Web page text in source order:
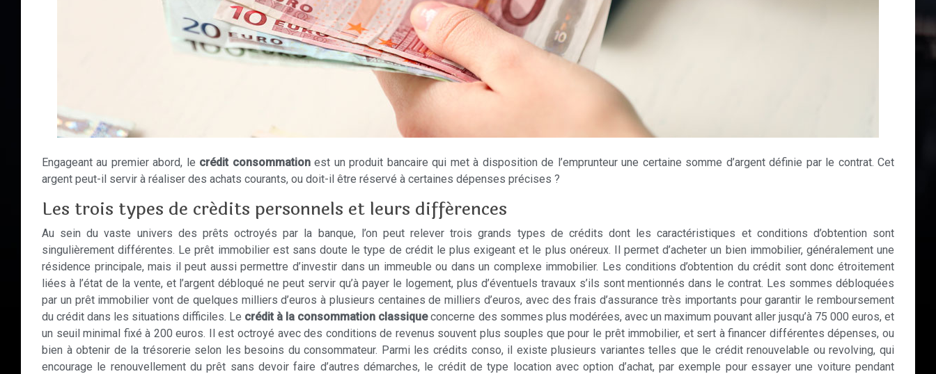
Engageant au premier abord, le crédit consommationest un produit bancaire qui met à disposition de l’emprunteur une certaine somme d’argent définie par le contrat. Cet
argent peut-il servir à réaliser des achats courants, ou doit-il être réservé à certaines dépenses précises ?
Les trois types de crédits personnels et leurs différences
Au sein du vaste univers des prêts octroyés par la banque, l’on peut relever trois grands types de crédits dont les caractéristiques et conditions d’obtention sont
singulièrement différentes. Le prêt immobilier est sans doute le type de crédit le plus exigeant et le plus onéreux. Il permet d’acheter un bien immobilier, généralement une
résidence principale, mais il peut aussi permettre d’investir dans un immeuble ou dans un complexe immobilier. Les conditions d’obtention du crédit sont donc étroitement
liées à l’état de la vente, et l’argent débloqué ne peut servir qu’à payer le logement, plus d’éventuels travaux s’ils sont mentionnés dans le contrat. Les sommes débloquées
par un prêt immobilier vont de quelques milliers d’euros à plusieurs centaines de milliers d’euros, avec des frais d’assurance très importants pour garantir le remboursement
du crédit dans les situations difficiles. Le crédit à la consommation classiqueconcerne des sommes plus modérées, avec un maximum pouvant aller jusqu’à 75 000 euros, et
un seuil minimal fixé à 200 euros. Il est octroyé avec des conditions de revenus souvent plus souples que pour le prêt immobilier, et sert à financer différentes dépenses, ou
bien à obtenir de la trésorerie selon les besoins du consommateur. Parmi les crédits conso, il existe plusieurs variantes telles que le crédit renouvelable ou revolving, qui
encourage le renouvellement du prêt sans devoir faire d’autres démarches, le crédit de type location avec option d’achat, par exemple pour essayer une voiture pendant